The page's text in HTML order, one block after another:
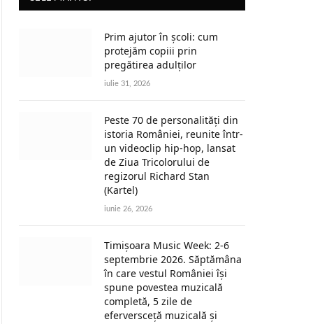
Prim ajutor în școli: cum
protejăm copiii prin
pregătirea adulților
iulie 31, 2026
Peste 70 de personalități din
istoria României, reunite într-
un videoclip hip-hop, lansat
de Ziua Tricolorului de
regizorul Richard Stan
(Kartel)
iunie 26, 2026
Timișoara Music Week: 2-6
septembrie 2026. Săptămâna
în care vestul României își
spune povestea muzicală
completă, 5 zile de
eferversceță muzicală și